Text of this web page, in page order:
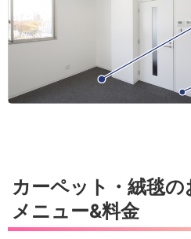
カーペット・絨毯の
メニュー&料金